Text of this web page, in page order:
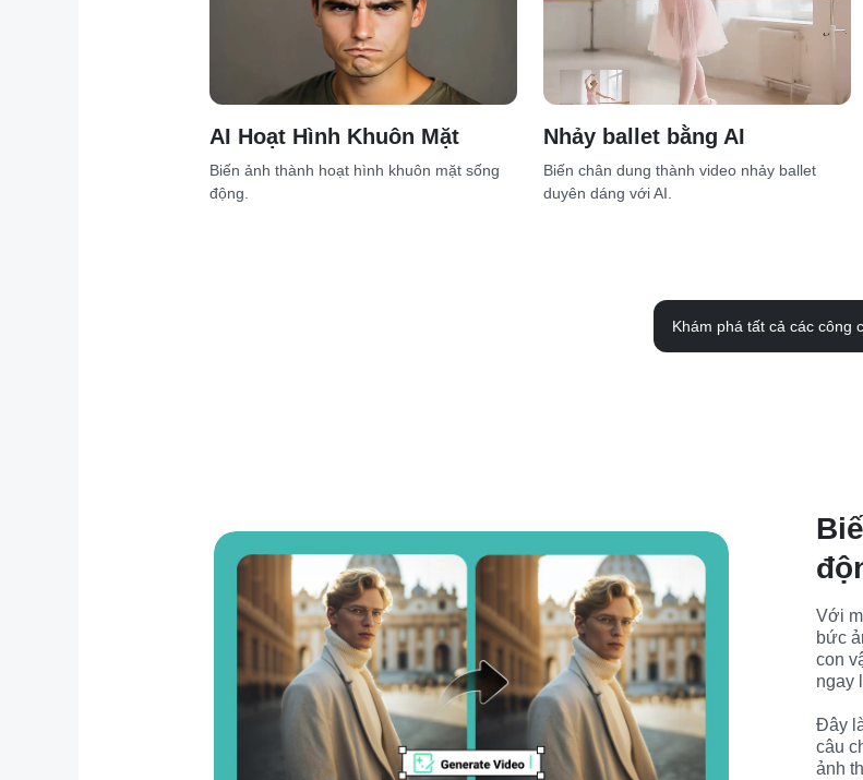
AI Hoạt Hình Khuôn Mặt
Biến ảnh thành hoạt hình khuôn mặt sống
động.
Nhảy ballet bằng AI
Biến chân dung thành video nhảy ballet
duyên dáng với AI.
Khám phá tất cả các công
Với
bức
con
ngay
Đây
câu
ảnh